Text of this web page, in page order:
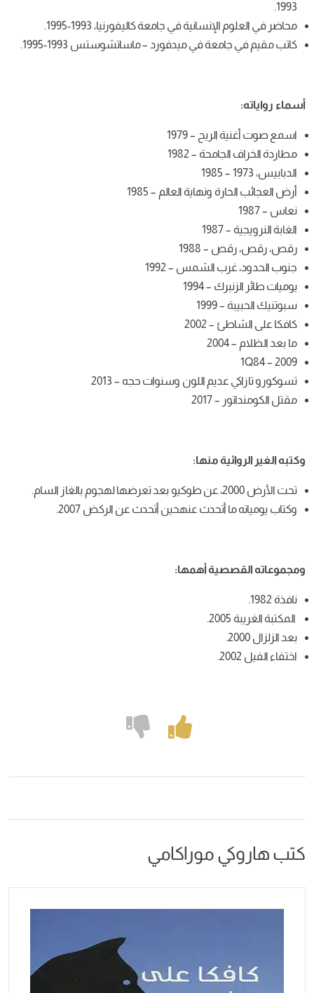
في جامعة كاليفورنيا، 1993-1995.
في ميدفورد – ماساتشوستس 1993-1995.
– 1979
– 1982
العالم – 1985
1988
الشمس – 1992
1994
2002
اللون وسنوات حجه – 2013
منها:
أتحدث عنهحين أتحدث عن الركض 2007.
أهمها:
موراكامي